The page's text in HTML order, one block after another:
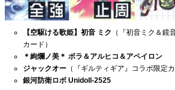
【空駆ける歌姫】 初音 ミク （『初音ミク＆鏡
カード）
＊絢爛ノ美＊ ボラ＆アルヒコ＆アペイロン
ジャックオー （『ギルティギア』コラボ限定カ
銀河防衛ロボ Unidoll-2525